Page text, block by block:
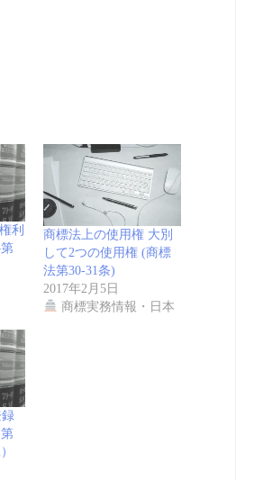
利
商標法上の使用権 大別
して2つの使用権 (商標
法第30-31条)
2017年2月5日
商標実務情報・日本